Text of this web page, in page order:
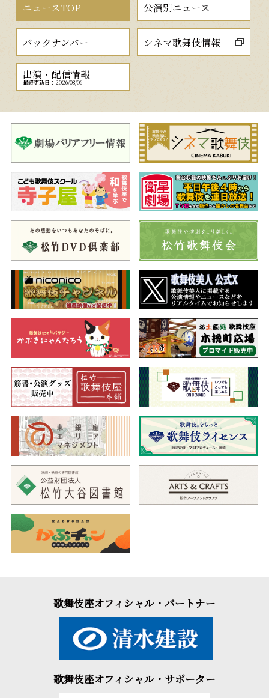
ニュースTOP 公演別ニュース
バックナンバー シネマ歌舞伎情報
出演・配信情報
最終更新日：2026/08/06
歌舞伎座オフィシャル・パートナー
歌舞伎座オフィシャル・サポーター